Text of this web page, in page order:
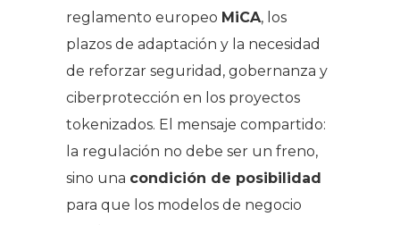
reglamento europeo MiCA, los
plazos de adaptación y la necesidad
de reforzar seguridad, gobernanza y
ciberprotección en los proyectos
tokenizados. El mensaje compartido:
la regulación no debe ser un freno,
sino una condición de posibilidad
para que los modelos de negocio